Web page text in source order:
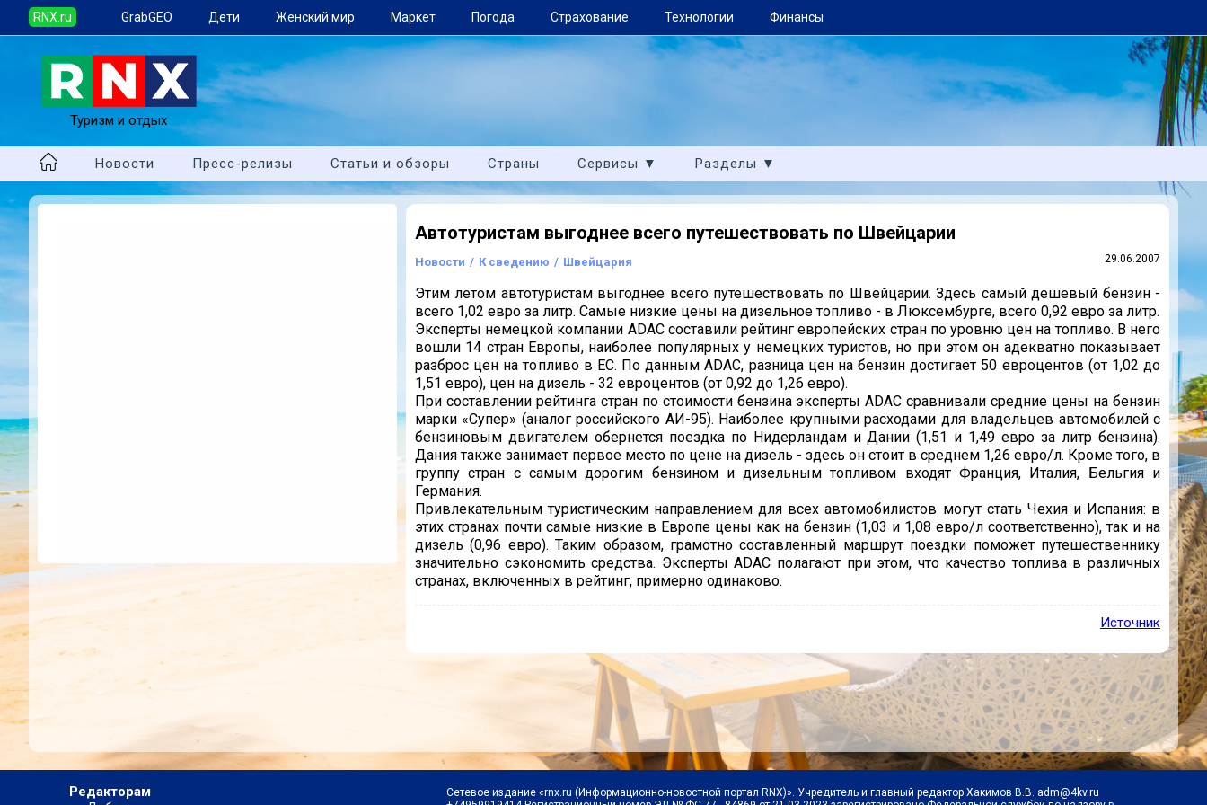
RNX.ru GrabGEO Дети Женский мир Маркет Погода Страхование Технологии Финансы
Туризм и отдых
Новости Пресс-релизы Статьи и обзоры Страны Сервисы ▼ Разделы ▼
Автотуристам выгоднее всего путешествовать по Швейцарии
29.06.2007
Новости / К сведению / Швейцария
Этим летом автотуристам выгоднее всего путешествовать по Швейцарии. Здесь самый дешевый бензин -
всего 1,02 евро за литр. Самые низкие цены на дизельное топливо - в Люксембурге, всего 0,92 евро за литр.
Эксперты немецкой компании ADAC составили рейтинг европейских стран по уровню цен на топливо. В него
вошли 14 стран Европы, наиболее популярных у немецких туристов, но при этом он адекватно показывает
разброс цен на топливо в ЕС. По данным ADAC, разница цен на бензин достигает 50 евроцентов (от 1,02 до
1,51 евро), цен на дизель - 32 евроцентов (от 0,92 до 1,26 евро).
При составлении рейтинга стран по стоимости бензина эксперты ADAC сравнивали средние цены на бензин
марки «Супер» (аналог российского АИ-95). Наиболее крупными расходами для владельцев автомобилей с
бензиновым двигателем обернется поездка по Нидерландам и Дании (1,51 и 1,49 евро за литр бензина).
Дания также занимает первое место по цене на дизель - здесь он стоит в среднем 1,26 евро/л. Кроме того, в
группу стран с самым дорогим бензином и дизельным топливом входят Франция, Италия, Бельгия и
Германия.
Привлекательным туристическим направлением для всех автомобилистов могут стать Чехия и Испания: в
этих странах почти самые низкие в Европе цены как на бензин (1,03 и 1,08 евро/л соответственно), так и на
дизель (0,96 евро). Таким образом, грамотно составленный маршрут поездки поможет путешественнику
значительно сэкономить средства. Эксперты ADAC полагают при этом, что качество топлива в различных
странах, включенных в рейтинг, примерно одинаково.
Источник
Редакторам
Сетевое издание «rnx.ru (Информационно-новостной портал RNX)». Учредитель и главный редактор Хакимов В.В. adm@4kv.ru